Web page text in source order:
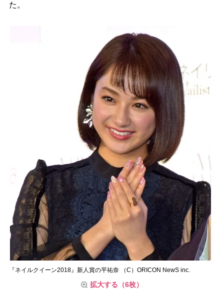
た。
『ネイルクイーン2018』新人賞の平祐奈 （C）ORICON NewS inc.
拡大する（6枚）